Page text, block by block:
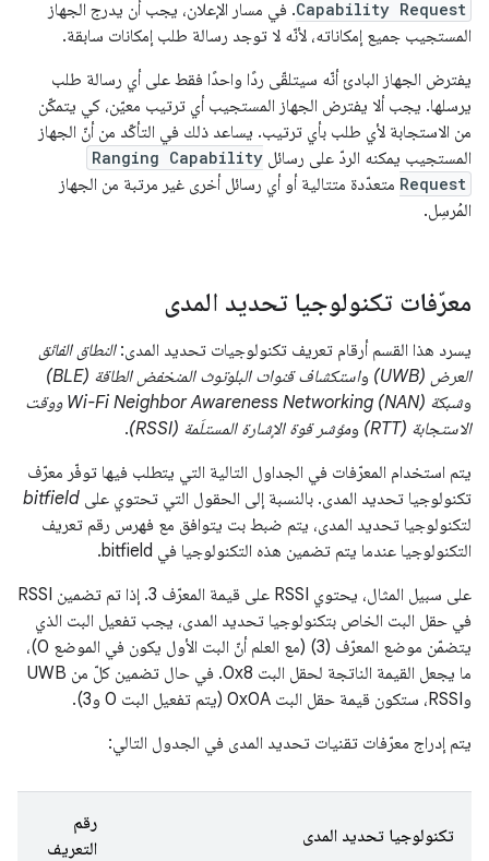
Capability Request. في مسار الإعلان، يجب أن يدرج الجهاز
المستجيب جميع إمكاناته، لأنّه لا توجد رسالة طلب إمكانات سابقة.
يفترض الجهاز البادئ أنّه سيتلقّى ردًا واحدًا فقط على أي رسالة طلب
يرسلها. يجب ألا يفترض الجهاز المستجيب أي ترتيب معيّن، كي يتمكّن
من الاستجابة لأي طلب بأي ترتيب. يساعد ذلك في التأكّد من أنّ الجهاز
المستجيب يمكنه الردّ على رسائل Ranging Capability
Request متعدّدة متتالية أو أي رسائل أخرى غير مرتبة من الجهاز
المُرسِل.
معرّفات تكنولوجيا تحديد المدى
يسرد هذا القسم أرقام تعريف تكنولوجيات تحديد المدى:النطاق الفائق
العرض (UWB)
واستكشاف قنوات البلوتوث المنخفض الطاقة (BLE)
و
شبكة Wi-Fi Neighbor Awareness Networking (NAN) ووقت
الاستجابة (RTT)
ومؤشر قوة الإشارة المستلَمة (RSSI)
.
يتم استخدام المعرّفات في الجداول التالية التي يتطلب فيها توفّر معرّف
تكنولوجيا تحديد المدى. بالنسبة إلى الحقول التي تحتوي على bitfield
لتكنولوجيا تحديد المدى، يتم ضبط بت يتوافق مع فهرس رقم تعريف
التكنولوجيا عندما يتم تضمين هذه التكنولوجيا في bitfield.
على سبيل المثال، يحتوي RSSI على قيمة المعرّف 3. إذا تم تضمين RSSI
في حقل البت الخاص بتكنولوجيا تحديد المدى، يجب تفعيل البت الذي
يتضمّن موضع المعرّف (3) (مع العلم أنّ البت الأول يكون في الموضع 0)،
ما يجعل القيمة الناتجة لحقل البت 0x8. في حال تضمين كلّ من UWB
وRSSI، ستكون قيمة حقل البت 0x0A (يتم تفعيل البت 0 و3).
يتم إدراج معرّفات تقنيات تحديد المدى في الجدول التالي:
تكنولوجيا تحديد المدى
رقم
التعريف